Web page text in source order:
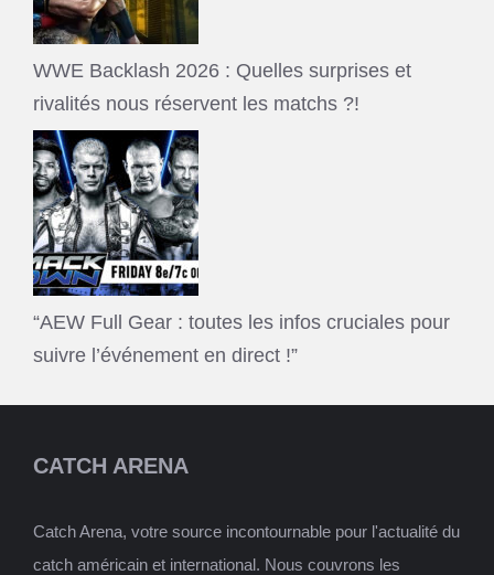
WWE Backlash 2026 : Quelles surprises et
rivalités nous réservent les matchs ?!
“AEW Full Gear : toutes les infos cruciales pour
suivre l’événement en direct !”
CATCH ARENA
Catch Arena, votre source incontournable pour l'actualité du
catch américain et international. Nous couvrons les